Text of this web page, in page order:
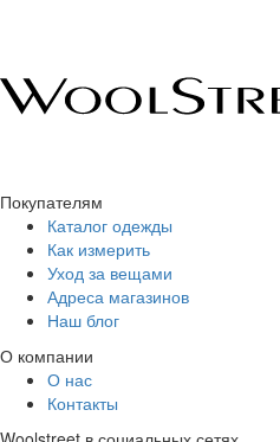
Покупателям
Каталог одежды
Как измерить
Уход за вещами
Адреса магазинов
Наш блог
О компании
О нас
Контакты